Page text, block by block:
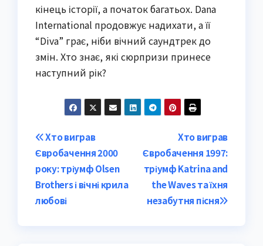
кінець історії, а початок багатьох. Dana
International продовжує надихати, а її
“Diva” грає, ніби вічний саундтрек до
змін. Хто знає, які сюрпризи принесе
наступний рік?
Post
navigation
Хто виграв
Євробачення 1997:
тріумф Katrina and
the Waves та їхня
незабутня пісня
Хто виграв
Євробачення 2000
року: тріумф Olsen
Brothers і вічні крила
любові